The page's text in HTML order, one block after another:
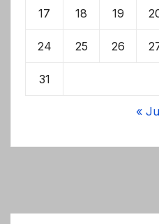
17 18 19
24 25 26
31
«